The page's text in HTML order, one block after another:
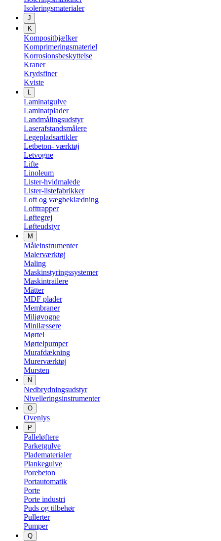
Isoleringsmaterialer
J
K
Kompositbjælker
Komprimeringsmateriel
Korrosionsbeskyttelse
Kraner
Krydsfiner
Kviste
L
Laminatgulve
Laminatplader
Landmålingsudstyr
Laserafstandsmålere
Legepladsartikler
Letbeton- værktøj
Letvogne
Lifte
Linoleum
Lister-hvidmalede
Lister-listefabrikker
Loft og vægbeklædning
Lofttrapper
Løftegrej
Løfteudstyr
M
Måleinstrumenter
Malerværktøj
Maling
Maskinstyringssystemer
Maskintrailere
Måtter
MDF plader
Membraner
Miljøvogne
Minilæssere
Mørtel
Mørtelpumper
Murafdækning
Murerværktøj
Mursten
N
Nedbrydningsudstyr
Nivelleringsinstrumenter
O
Ovenlys
P
Palleløftere
Parketgulve
Pladematerialer
Plankegulve
Porebeton
Portautomatik
Porte
Porte industri
Puds og tilbehør
Pullerter
Pumper
Q